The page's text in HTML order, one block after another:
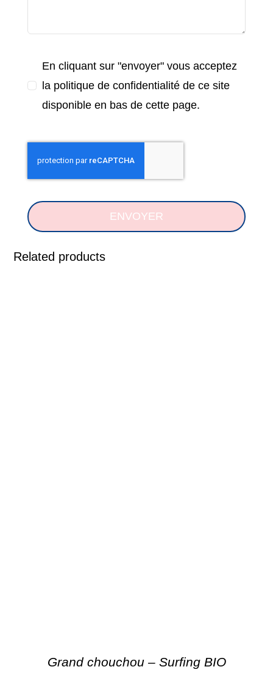
En cliquant sur "envoyer" vous acceptez
la politique de confidentialité de ce site
disponible en bas de cette page.
ENVOYER
Related products
Grand chouchou – Surfing BIO